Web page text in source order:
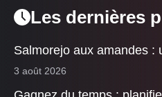
Les dernières
Salmorejo aux amandes :
3 août 2026